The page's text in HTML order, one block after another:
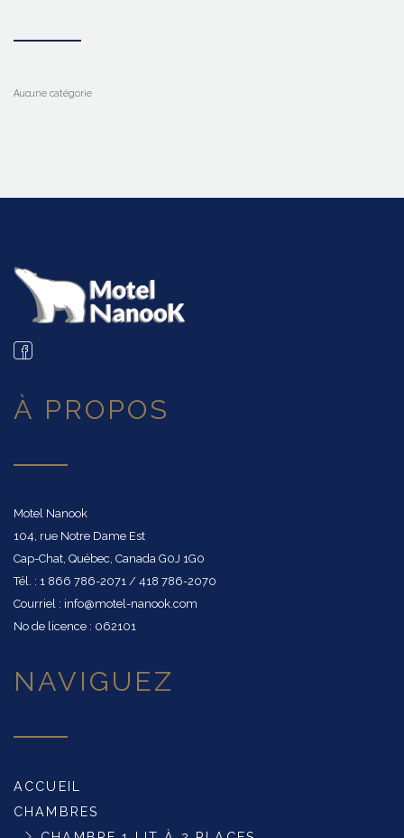
Aucune catégorie
À PROPOS
Motel Nanook
104, rue Notre Dame Est
Cap-Chat, Québec, Canada G0J 1G0
Tél. : 1 866 786-2071 / 418 786-2070
Courriel : info@motel-nanook.com
No de licence : 062101
NAVIGUEZ
ACCUEIL
CHAMBRES